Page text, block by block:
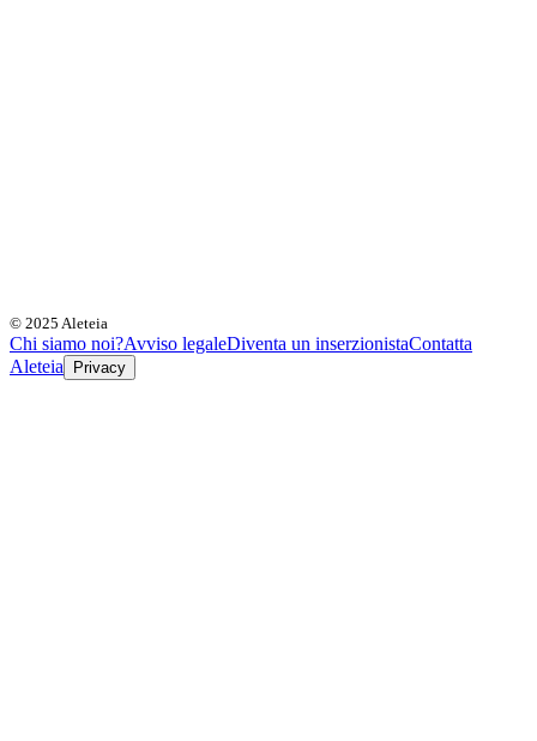
© 2025 Aleteia
Chi siamo noi?Avviso legaleDiventa un inserzionistaContatta
Aleteia
Privacy